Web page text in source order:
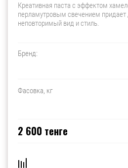
Креативная паста с эффектом
перламутровым свечением
неповторимый вид и стиль.
Бренд:
Фасовка, кг
2 600 тенге